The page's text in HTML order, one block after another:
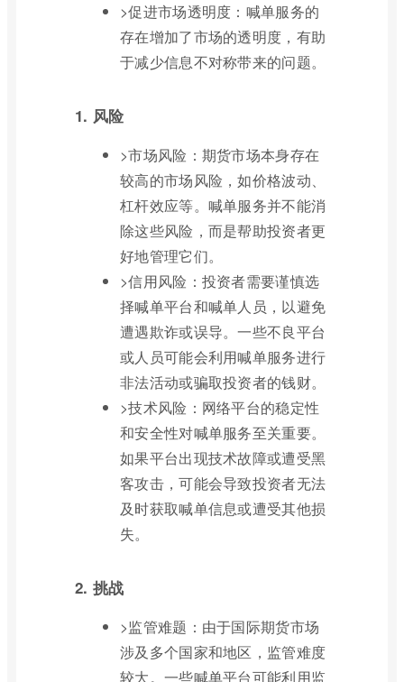
>促进市场透明度：喊单服务的
存在增加了市场的透明度，有助
于减少信息不对称带来的问题。
1. 风险
>市场风险：期货市场本身存在
较高的市场风险，如价格波动、
杠杆效应等。喊单服务并不能消
除这些风险，而是帮助投资者更
好地管理它们。
>信用风险：投资者需要谨慎选
择喊单平台和喊单人员，以避免
遭遇欺诈或误导。一些不良平台
或人员可能会利用喊单服务进行
非法活动或骗取投资者的钱财。
>技术风险：网络平台的稳定性
和安全性对喊单服务至关重要。
如果平台出现技术故障或遭受黑
客攻击，可能会导致投资者无法
及时获取喊单信息或遭受其他损
失。
2. 挑战
>监管难题：由于国际期货市场
涉及多个国家和地区，监管难度
较大。一些喊单平台可能利用监